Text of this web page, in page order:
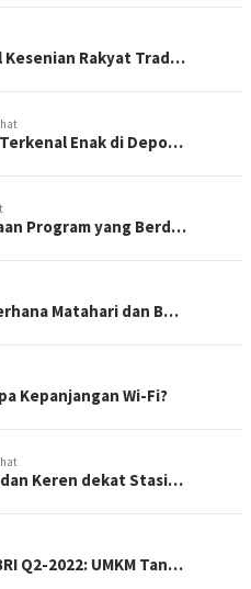
Rakyat Trad…
Enak di Depo…
Program yang Berd…
Matahari dan B…
Kepanjangan Wi-Fi?
dan Keren dekat Stasi…
Q2-2022: UMKM Tan…